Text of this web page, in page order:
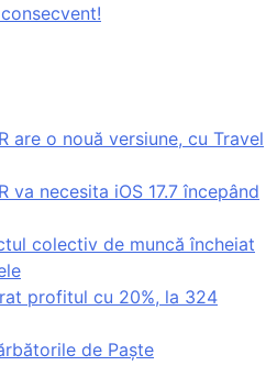
are o nouă versiune, cu Travel
va necesita iOS 17.7 începând
colectiv de muncă încheiat
profitul cu 20%, la 324
de Paște